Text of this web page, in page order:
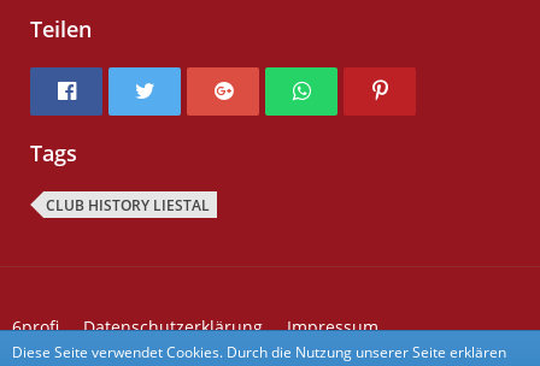
Teilen
Tags
CLUB HISTORY LIESTAL
6profi Datenschutzerklärung
Impressum
Kontakt zu 6profi
Forum Aktivitäten
Diese Seite verwendet Cookies. Durch die Nutzung unserer Seite erklären